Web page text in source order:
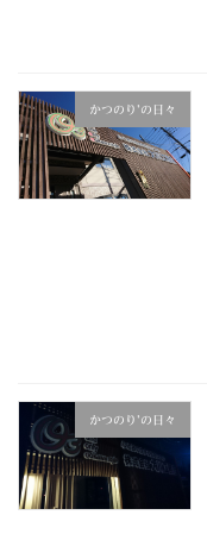
かつのり’の日々
かつのり’の日々